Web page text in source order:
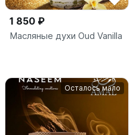
1 850 ₽
Масляные духи Oud Vanilla
Осталось мало